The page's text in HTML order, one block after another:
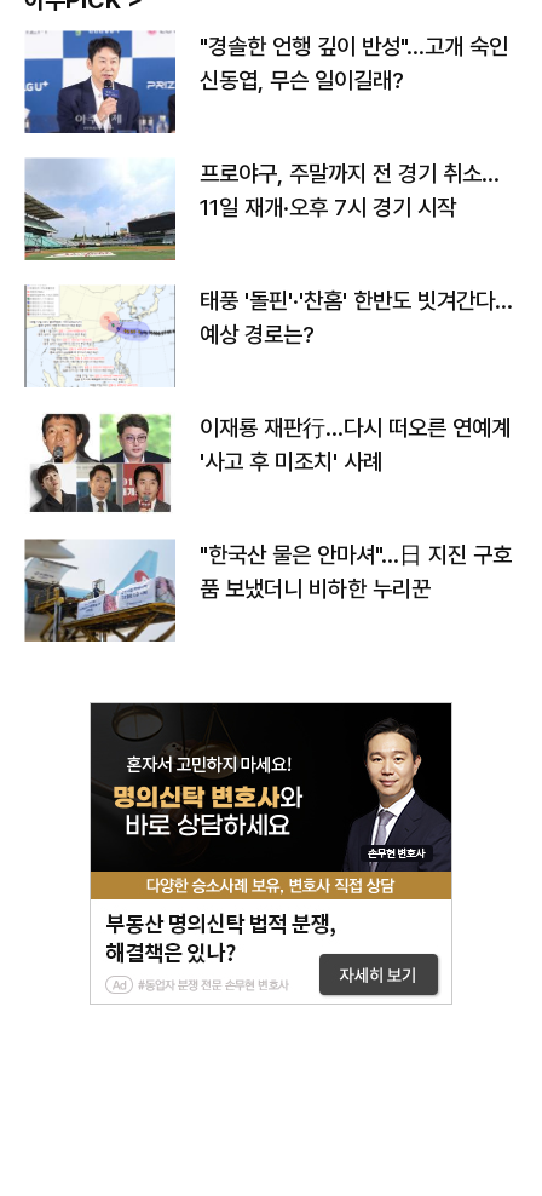
"경솔한 언행 깊이 반성"…고개 숙인
신동엽, 무슨 일이길래?
프로야구, 주말까지 전 경기 취소…
11일 재개·오후 7시 경기 시작
태풍 '돌핀'·'찬홈' 한반도 빗겨간다…
예상 경로는?
이재룡 재판行…다시 떠오른 연예계
'사고 후 미조치' 사례
"한국산 물은 안마셔"…日 지진 구호
품 보냈더니 비하한 누리꾼